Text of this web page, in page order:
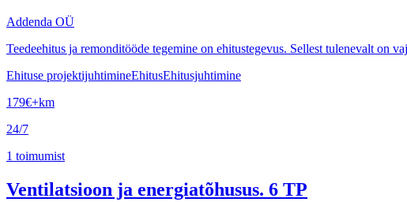
Addenda OÜ
Teedeehitus ja remonditööde tegemine on ehitustegevus. Sellest tulenevalt on
Ehituse projektijuhtimineEhitusEhitusjuhtimine
179€+km
24/7
1 toimumist
Ventilatsioon ja energiatõhusus. 6 TP